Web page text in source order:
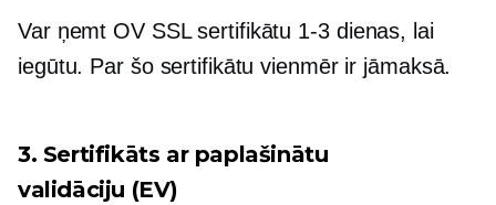
Var ņemt OV SSL sertifikātu 1-3dienas, lai
iegūtu. Par šo sertifikātu vienmēr ir jāmaksā.
3. Sertifikāts ar paplašinātu
validāciju (EV)